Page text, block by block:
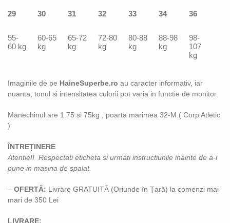
29 30 31 32 33 34 36
55-
60 kg
60-65
kg
65-72
kg
72-80
kg
80-88
kg
88-98
kg
98-
107
kg
Imaginile de pe HaineSuperbe.ro au caracter informativ, iar
nuanta, tonul si intensitatea culorii pot varia in functie de monitor.
Manechinul are 1.75 si 75kg , poarta marimea 32-M.( Corp Atletic
)
ÎNTREȚINERE
Atentie!! Respectati eticheta si urmati instructiunile inainte de a-i
pune in masina de spalat.
– OFERTĂ: Livrare GRATUITĂ (Oriunde în Țară) la comenzi mai
mari de 350 Lei
LIVRARE: